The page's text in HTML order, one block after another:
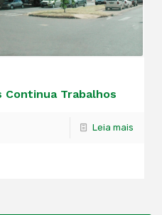
Continua Trabalhos
Leia mais